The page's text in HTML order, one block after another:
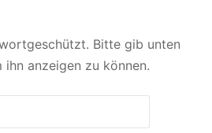
Bitte gib unten
anzeigen zu können.